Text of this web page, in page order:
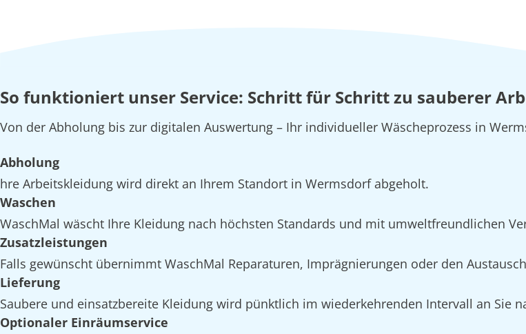
So funktioniert unser Service: Schritt für Schritt zu sauberer
Von der Abholung bis zur digitalen Auswertung – Ihr individueller Wäscheprozess in
Abholung
hre Arbeitskleidung wird direkt an Ihrem Standort in Wermsdorf abgeholt.
Waschen
WaschMal wäscht Ihre Kleidung nach höchsten Standards und mit umweltfreundlichen
Zusatzleistungen
Falls gewünscht übernimmt WaschMal Reparaturen, Imprägnierungen oder den
Lieferung
Saubere und einsatzbereite Kleidung wird pünktlich im wiederkehrenden Intervall an Sie
Optionaler Einräumservice